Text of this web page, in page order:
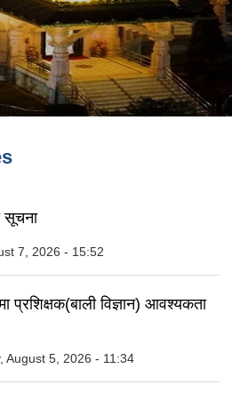
सूचना
7, 2026 - 15:52
प्रशिक्षक(बाली विज्ञान) आवश्यकता
August 5, 2026 - 11:34